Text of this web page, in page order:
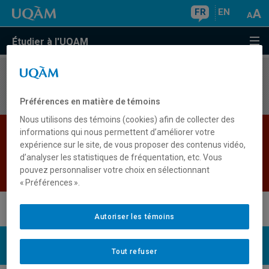
FR EN
Étudier à l'UQAM
Aucun résultat
Les bases de données institutionnelles sont
indisponibles pour le moment. Veuillez
réessayer plus tard.
Retour
UQAM
Préférences en matière de témoins
Nous utilisons des témoins (cookies) afin de collecter des
informations qui nous permettent d’améliorer votre
expérience sur le site, de vous proposer des contenus vidéo,
d’analyser les statistiques de fréquentation, etc. Vous
pouvez personnaliser votre choix en sélectionnant
« Préférences ».
Tout refuser
Autoriser les témoins